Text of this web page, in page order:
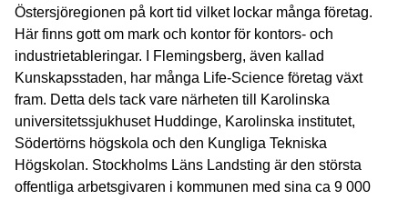
Östersjöregionen på kort tid vilket lockar många företag.
Här finns gott om mark och kontor för kontors- och
industrietableringar. I Flemingsberg, även kallad
Kunskapsstaden, har många Life-Science företag växt
fram. Detta dels tack vare närheten till Karolinska
universitetssjukhuset Huddinge, Karolinska institutet,
Södertörns högskola och den Kungliga Tekniska
Högskolan. Stockholms Läns Landsting är den största
offentliga arbetsgivaren i kommunen med sina ca 9 000